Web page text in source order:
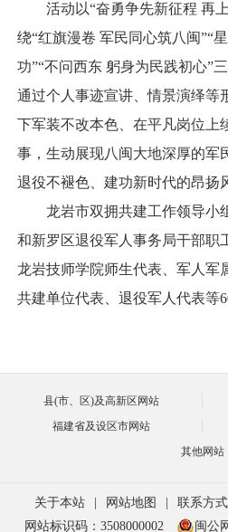
活动以“奋勇争先新征程 再上
绕“红旗漫卷 军民同心筑八闽”“
功”“不问西东 躬身为民践初心”
通过个人事迹宣讲、情景演绎等
下军装不改本色、在平凡岗位上
事，生动展现八闽大地深厚的军
退役不褪色、建功新时代的昂扬
龙岩市双拥共建工作领导小
和新罗区退役军人事务局干部职
龙岩技师学院师生代表、军人军
共建单位代表、退役军人代表等
县(市、区)及高新区网站
福建省及设区市网站
其他网站
关于本站 网站地图 联系方式
网站标识码：3508000002
闽公